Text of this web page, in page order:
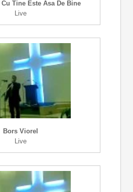
Tine Este Asa De Bine
Live
Bors Viorel
Live